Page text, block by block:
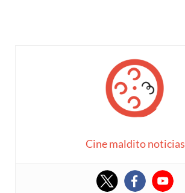
Cine maldito noticias